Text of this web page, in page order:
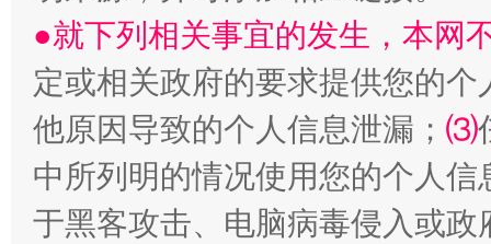
揭批美国五大"原罪" "炒
●就下列相关事宜的发生，本网
定或相关政府的要求提供您的个
他原因导致的个人信息泄漏； ⑶
中所列明的情况使用您的个人
于黑客攻击、电脑病毒侵入或